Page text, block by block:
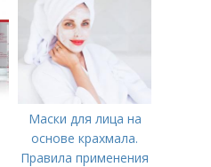
Маски для лица на
основе крахмала.
Правила применения